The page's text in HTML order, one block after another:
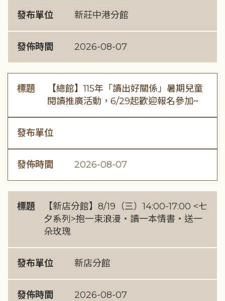
發布單位 新莊中港分館
發佈時間 2026-08-07
標題
【總館】115年「讀出好關係」暑期兒童
閱讀推廣活動，6/29起歡迎報名參加~
發布單位
發佈時間 2026-08-07
標題
【新店分館】8/19（三）14:00-17:00 <七
夕系列>抱一束浪漫・讀一本情書・送一
朵玫瑰
發布單位 新店分館
發佈時間 2026-08-07